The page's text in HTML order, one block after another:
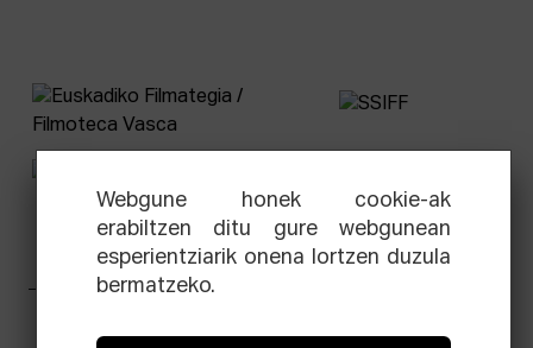
Webgune honek cookie-ak
erabiltzen ditu gure webgunean
esperientziarik onena lortzen duzula
bermatzeko.